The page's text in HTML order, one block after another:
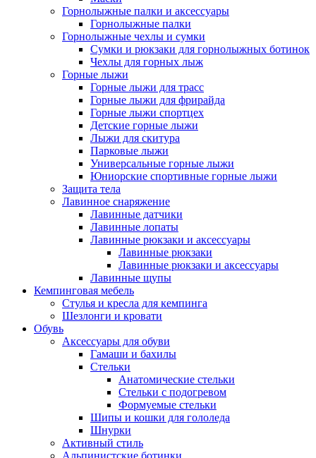
Горнолыжные палки и аксессуары
Горнолыжные палки
Горнолыжные чехлы и сумки
Сумки и рюкзаки для горнолыжных ботинок
Чехлы для горных лыж
Горные лыжи
Горные лыжи для трасс
Горные лыжи для фрирайда
Горные лыжи спортцех
Детские горные лыжи
Лыжи для скитура
Парковые лыжи
Универсальные горные лыжи
Юниорские спортивные горные лыжи
Защита тела
Лавинное снаряжение
Лавинные датчики
Лавинные лопаты
Лавинные рюкзаки и аксессуары
Лавинные рюкзаки
Лавинные рюкзаки и аксессуары
Лавинные щупы
Кемпинговая мебель
Стулья и кресла для кемпинга
Шезлонги и кровати
Обувь
Аксессуары для обуви
Гамаши и бахилы
Стельки
Анатомические стельки
Стельки с подогревом
Формуемые стельки
Шипы и кошки для гололеда
Шнурки
Активный стиль
Альпинистские ботинки